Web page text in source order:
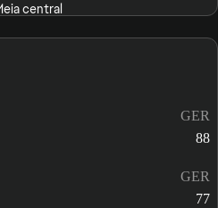
central
GER
88
GER
77